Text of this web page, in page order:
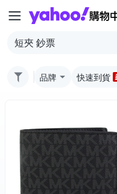
品牌 快速到貨